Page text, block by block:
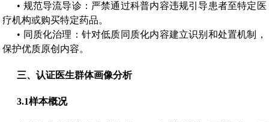
• 规范导流导诊：严禁通过科普内容违规引导患者至特定医
疗机构或购买特定药品。
• 同质化治理：针对低质同质化内容建立识别和处置机制，
保护优质原创内容。
三、认证医生群体画像分析
3.1样本概况